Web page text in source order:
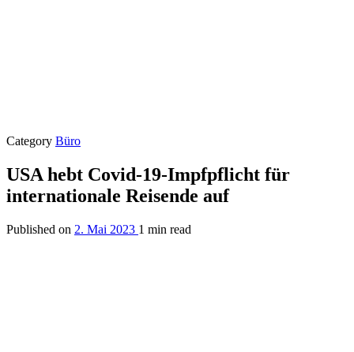
Category Büro
USA hebt Covid-19-Impfpflicht für
internationale Reisende auf
Published on 2. Mai 2023 1 min read